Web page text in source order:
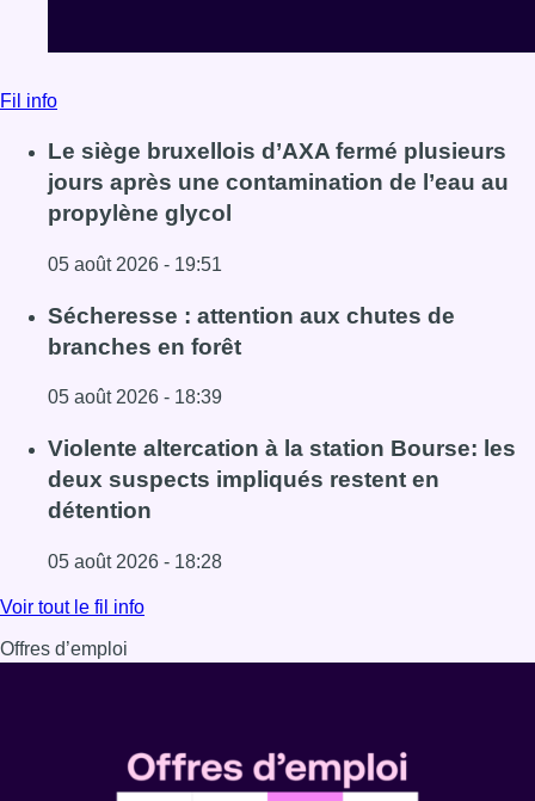
Fil info
Le siège bruxellois d’AXA fermé plusieurs
jours après une contamination de l’eau au
propylène glycol
05 août 2026 - 19:51
Lire l'article Le siège bruxellois d’AXA fermé plusieurs
Sécheresse : attention aux chutes de
branches en forêt
05 août 2026 - 18:39
Lire l'article Sécheresse : attention aux chutes de
Violente altercation à la station Bourse: les
deux suspects impliqués restent en
détention
05 août 2026 - 18:28
Lire l'article Violente altercation à la station Bourse: les
Voir tout le fil info
Offres d’emploi